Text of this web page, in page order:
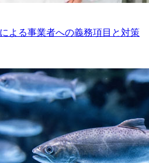
よる事業者への義務項目と対策